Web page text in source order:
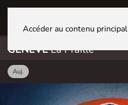
Accéder au contenu principal
GENÈVELa Praille
Auj.